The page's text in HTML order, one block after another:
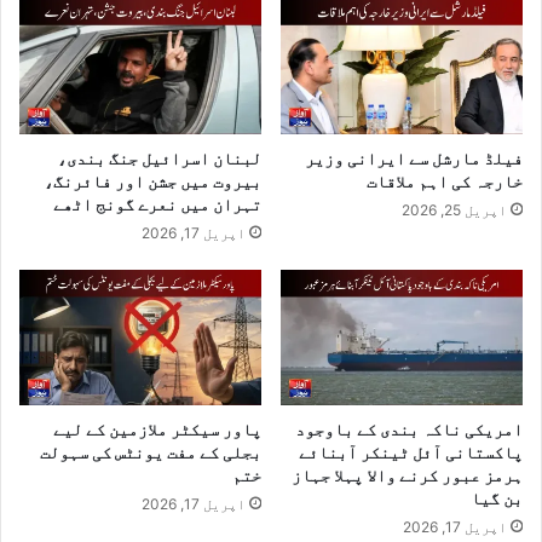
فیلڈ مارشل سے ایرانی وزیر
خارجہ کی اہم ملاقات
اپریل 25, 2026
لبنان اسرائیل جنگ بندی،
بیروت میں جشن اور فائرنگ،
تہران میں نعرے گونج اٹھے
اپریل 17, 2026
امریکی ناکہ بندی کے باوجود
پاکستانی آئل ٹینکر آبنائے
ہرمز عبور کرنے والا پہلا جہاز
بن گیا
اپریل 17, 2026
پاور سیکٹر ملازمین کے لیے
بجلی کے مفت یونٹس کی سہولت
ختم
اپریل 17, 2026